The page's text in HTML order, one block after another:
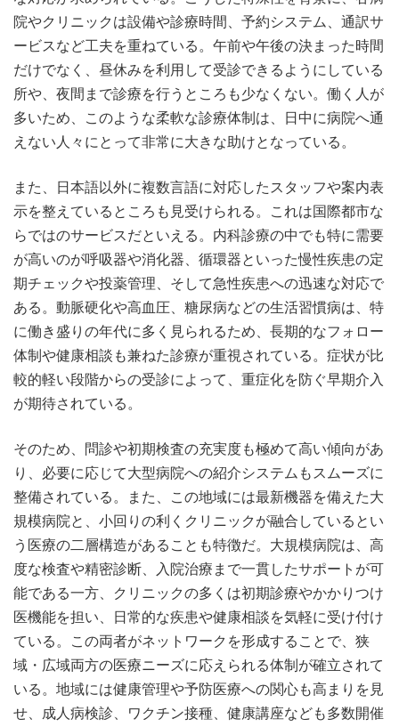
院やクリニックは設備や診療時間、予約システム、通訳サ
ービスなど工夫を重ねている。午前や午後の決まった時間
だけでなく、昼休みを利用して受診できるようにしている
所や、夜間まで診療を行うところも少なくない。働く人が
多いため、このような柔軟な診療体制は、日中に病院へ通
えない人々にとって非常に大きな助けとなっている。
また、日本語以外に複数言語に対応したスタッフや案内表
示を整えているところも見受けられる。これは国際都市な
らではのサービスだといえる。内科診療の中でも特に需要
が高いのが呼吸器や消化器、循環器といった慢性疾患の定
期チェックや投薬管理、そして急性疾患への迅速な対応で
ある。動脈硬化や高血圧、糖尿病などの生活習慣病は、特
に働き盛りの年代に多く見られるため、長期的なフォロー
体制や健康相談も兼ねた診療が重視されている。症状が比
較的軽い段階からの受診によって、重症化を防ぐ早期介入
が期待されている。
そのため、問診や初期検査の充実度も極めて高い傾向があ
り、必要に応じて大型病院への紹介システムもスムーズに
整備されている。また、この地域には最新機器を備えた大
規模病院と、小回りの利くクリニックが融合しているとい
う医療の二層構造があることも特徴だ。大規模病院は、高
度な検査や精密診断、入院治療まで一貫したサポートが可
能である一方、クリニックの多くは初期診療やかかりつけ
医機能を担い、日常的な疾患や健康相談を気軽に受け付け
ている。この両者がネットワークを形成することで、狭
域・広域両方の医療ニーズに応えられる体制が確立されて
いる。地域には健康管理や予防医療への関心も高まりを見
せ、成人病検診、ワクチン接種、健康講座なども多数開催